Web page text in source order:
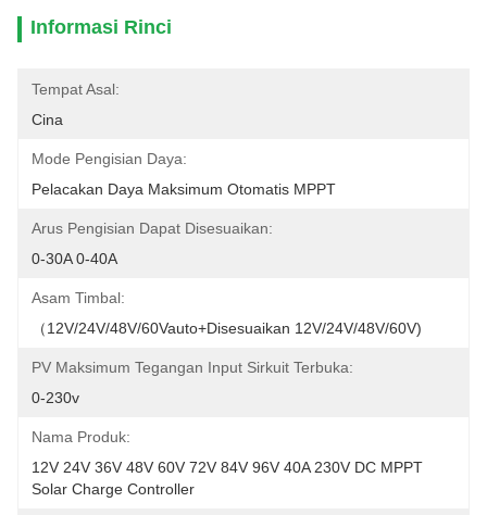
Informasi Rinci
Tempat Asal:
Cina
Mode Pengisian Daya:
Pelacakan Daya Maksimum Otomatis MPPT
Arus Pengisian Dapat Disesuaikan:
0-30A 0-40A
Asam Timbal:
（12V/24V/48V/60Vauto+disesuaikan 12V/24V/48V/60V)
PV Maksimum Tegangan Input Sirkuit Terbuka:
0-230v
Nama Produk:
12V 24V 36V 48V 60V 72V 84V 96V 40A 230V DC MPPT
Solar Charge Controller